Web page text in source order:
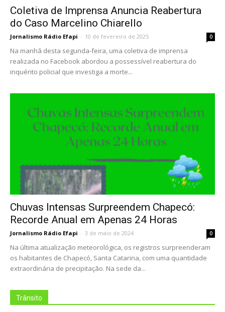
Coletiva de Imprensa Anuncia Reabertura
do Caso Marcelino Chiarello
Jornalismo Rádio Efapi - 10 de fevereiro de 2025 0
Na manhã desta segunda-feira, uma coletiva de imprensa
realizada no Facebook abordou a possessível reabertura do
inquérito policial que investiga a morte...
Chuvas Intensas Surpreendem Chapecó:
Recorde Anual em Apenas 24 Horas
Jornalismo Rádio Efapi - 3 de maio de 2024 0
Na última atualização meteorológica, os registros surpreenderam
os habitantes de Chapecó, Santa Catarina, com uma quantidade
extraordinária de precipitação. Na sede da...
Trânsito